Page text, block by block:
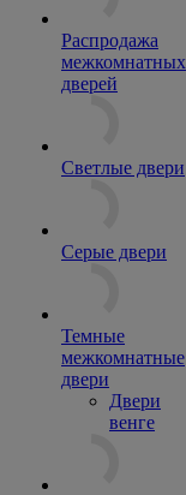
Распродажа
межкомнатных
дверей
Светлые двери
Серые двери
Темные
межкомнатные
двери
Двери
венге